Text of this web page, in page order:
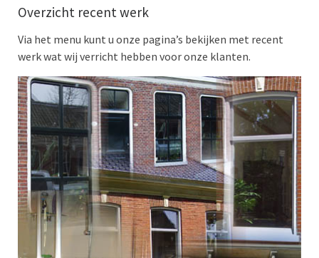
Overzicht recent werk
Via het menu kunt u onze pagina’s bekijken met recent
werk wat wij verricht hebben voor onze klanten.